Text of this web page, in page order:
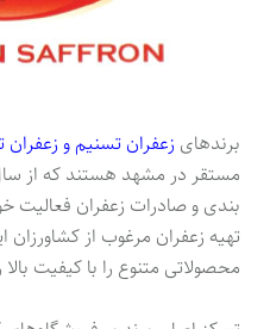
برندهای زعفران تسنیم و زعفران
بندی و صادرات زعفران فعالیت
تهیه زعفران مرغوب از کشاورزان
محصولاتی متنوع را با کیفیت بالا